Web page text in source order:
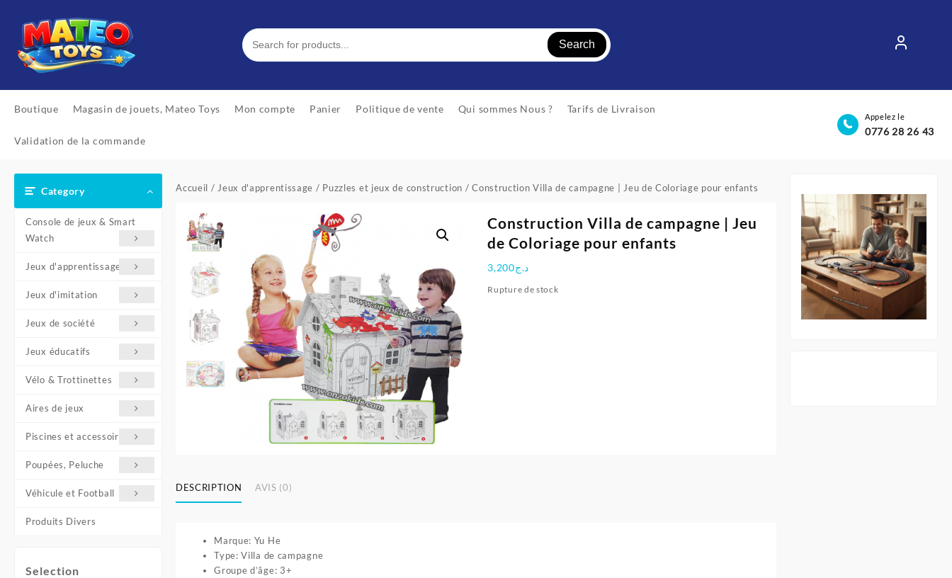
content
Search
Boutique Magasin de jouets, Mateo Toys Mon compte Panier Politique de vente Qui sommes Nous ? Tarifs de Livraison
Validation de la commande
Appelez le
0776 28 26 43
Category
Console de jeux & Smart
Watch
Jeux d'apprentissage
Jeux d'imitation
Jeux de société
Jeux éducatifs
Vélo & Trottinettes
Aires de jeux
Piscines et accessoires
Poupées, Peluche
Véhicule et Football
Produits Divers
Selection
Accueil / Jeux d'apprentissage / Puzzles et jeux de construction / Construction Villa de campagne | Jeu de Coloriage pour enfants
Construction Villa de campagne | Jeu
de Coloriage pour enfants
د.ج3,200
Rupture de stock
DESCRIPTION AVIS (0)
Marque: Yu He
Type: Villa de campagne
Groupe d’âge: 3+